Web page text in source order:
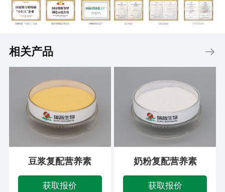
相关产品
豆浆复配营养素
获取报价
奶粉复配营养素
获取报价